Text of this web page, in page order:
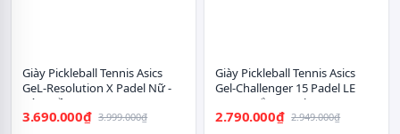
Giày Pickleball Tennis Asics
GeL-Resolution X Padel Nữ -
Xám Hồng
3.690.000₫ 3.999.000₫
Giày Pickleball Tennis Asics
Gel-Challenger 15 Padel LE
Nam - Trắng Xanh
2.790.000₫ 2.949.000₫